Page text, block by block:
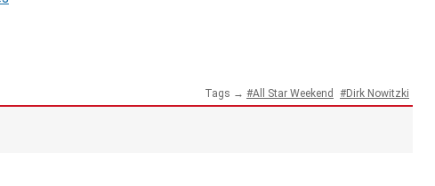
Tags → All Star Weekend Dirk Nowitzki